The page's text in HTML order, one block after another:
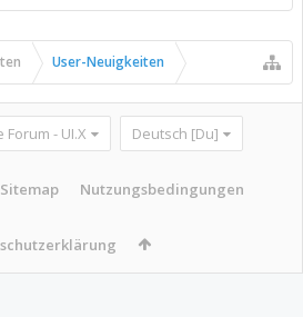
User-Neuigkeiten
- UI.X Deutsch [Du]
Sitemap Nutzungsbedingungen